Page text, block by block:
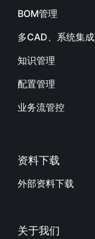
BOM管理
多CAD、系统集成
知识管理
配置管理
业务流管控
资料下载
外部资料下载
关于我们